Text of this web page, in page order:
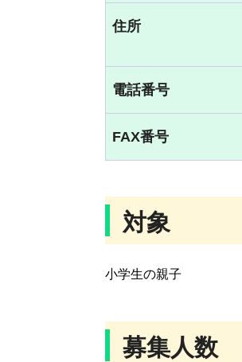
住所
電話番号
FAX番号
対象
小学生の親子
募集人数